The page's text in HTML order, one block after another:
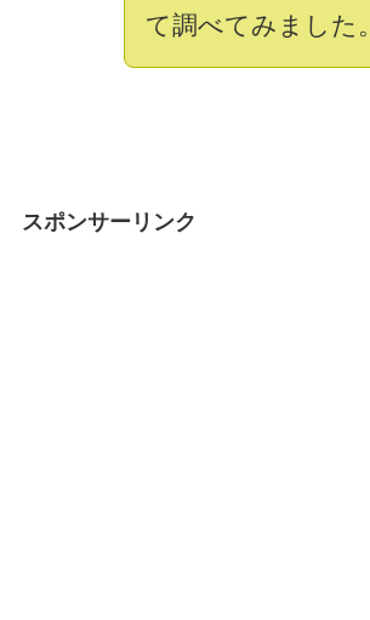
て調べてみました。
スポンサーリンク